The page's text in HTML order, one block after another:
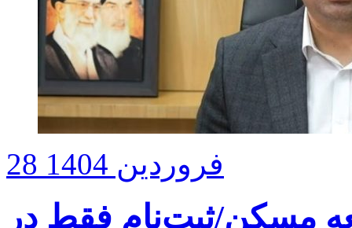
28 فروردین 1404
مسکن/ثبت‌نام فقط در